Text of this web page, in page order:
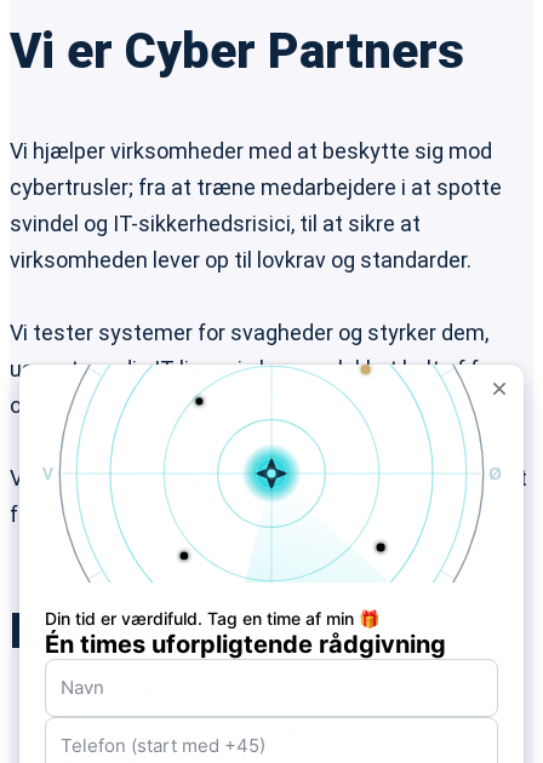
Vi er Cyber Partners
Vi hjælper virksomheder med at beskytte sig mod
cybertrusler; fra at træne medarbejdere i at spotte
svindel og IT-sikkerhedsrisici, til at sikre at
virksomheden lever op til lovkrav og standarder.
Vi tester systemer for svagheder og styrker dem,
uanset om din IT ligger i skyen, er lukket helt af fra
omverdenen, eller drives internt i virksomheden.
Vi gør cybersikkerhed enkelt, effektivt og tilgængeligt
for alle
Kontakt
+45 3121 5500
INFO@CYBERPARTNERS.DK